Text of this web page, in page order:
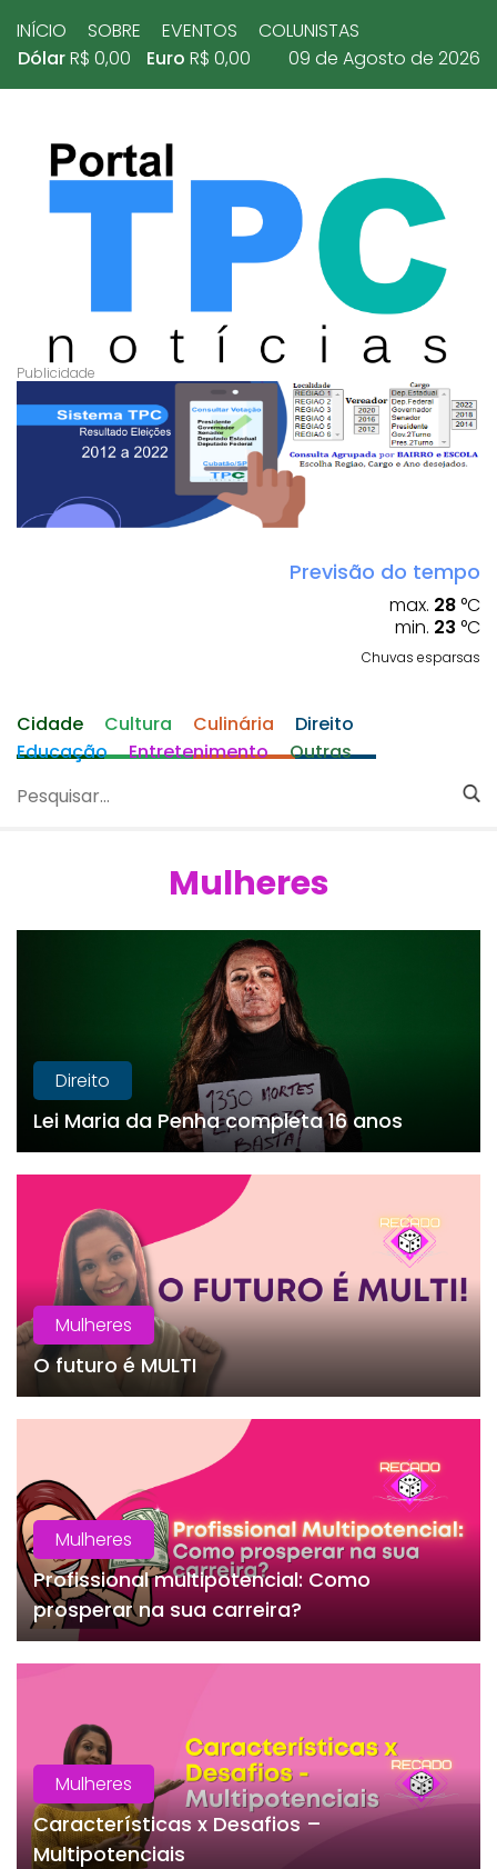
INÍCIO SOBRE EVENTOS
COLUNISTAS
DólarR$ 0,00 Euro R$ 0,00 09 de Agosto de 2026
Previsão do tempo
max. 28 °C
min. 23 °C
Chuvas esparsas
Cidade Cultura Culinária
Direito
Educação
Entretenimento Outras
Mulheres
Direito
Lei Maria da Penha completa 16 anos
Mulheres
O futuro é MULTI
Mulheres
Profissional multipotencial: Como
prosperar na sua carreira?
Mulheres
Características x Desafios –
Multipotenciais